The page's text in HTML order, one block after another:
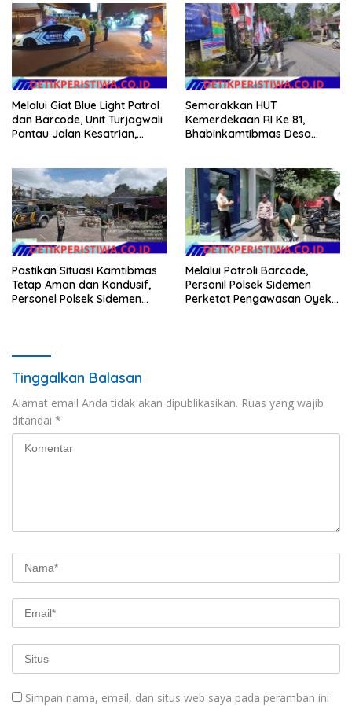
Melalui Giat Blue Light Patrol
dan Barcode, Unit Turjagwali
Pantau Jalan Kesatrian,
Semarakkan HUT
Kemerdekaan RI Ke 81,
Bhabinkamtibmas Desa
Merah Putih
Pastikan Situasi Kamtibmas
Tetap Aman dan Kondusif,
Personel Polsek Sidemen
Melalui Patroli Barcode,
Personil Polsek Sidemen
Perketat Pengawasan Oyek
Tinggalkan Balasan
Alamat email Anda tidak akan dipublikasikan. Ruas yang wajib
ditandai *
Simpan nama, email, dan situs web saya pada peramban ini